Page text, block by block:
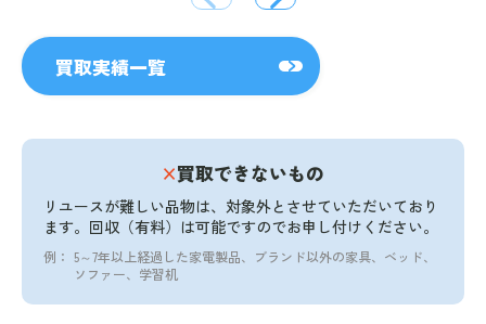
買取実績一覧
×買取できないもの
リユースが難しい品物は、対象外とさせていただいており
ます。 回収（有料）は可能ですのでお申し付けください。
例： 5～7年以上経過した家電製品、ブランド以外の家具、ベッド、
ソファー、学習机